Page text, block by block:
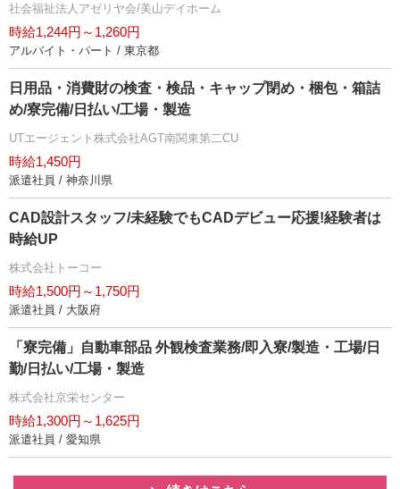
社会福祉法人アゼリヤ会/美山デイホーム
時給1,244円～1,260円
アルバイト・パート / 東京都
日用品・消費財の検査・検品・キャップ閉め・梱包・箱詰
め/寮完備/日払い/工場・製造
UTエージェント株式会社AGT南関東第二CU
時給1,450円
派遣社員 / 神奈川県
CAD設計スタッフ/未経験でもCADデビュー応援!経験者は
時給UP
株式会社トーコー
時給1,500円～1,750円
派遣社員 / 大阪府
「寮完備」自動車部品 外観検査業務/即入寮/製造・工場/日
勤/日払い/工場・製造
株式会社京栄センター
時給1,300円～1,625円
派遣社員 / 愛知県